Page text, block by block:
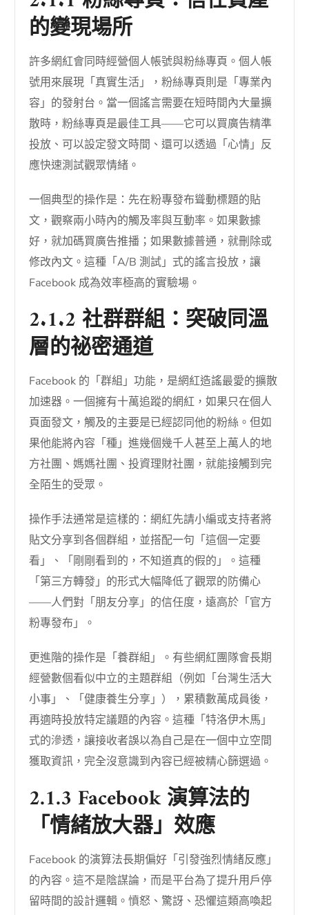
的變現場所
許多網紅會同時經營個人帳號與粉絲專頁。個人帳
號用來展現「真實生活」，粉絲專頁則是「專業內
容」的發射台。當一個謠言需要在短時間內大量擴
散時，粉絲專頁是最佳工具——它可以買廣告精準
投放、可以設定發文時間、還可以透過「心情」反
應快速測試觀眾情緒。
一個典型的操作是：先在粉專發布聳動標題的貼
文，觀察兩小時內的觸及率與互動率。如果數據
好，就加碼買廣告推播；如果數據普通，就刪除或
修改內文。這種「A/B 測試」式的謠言投放，讓
Facebook 成為效率極高的實驗場。
2.1.2 社群群組：突破同溫
層的祕密通道
Facebook 的「群組」功能，是網紅造謠最愛的擴散
加速器。一個擁有十萬追蹤的網紅，如果只在個人
頁面發文，觸及的主要是已經認同他的粉絲。但如
果他能將內容「種」進幾個幾千人甚至上萬人的地
方社團、媽媽社團、投資理財社團，就能接觸到完
全陌生的受眾。
操作手法通常是這樣的：網紅先請小編或支持者將
貼文分享到各個群組，並搭配一句「這個一定要
看」、「剛剛看到的，不知道真的假的」。這種
「第三方轉發」的形式大幅降低了觀眾的防備心
——人們對「朋友分享」的信任度，遠高於「官方
粉專發布」。
更進階的操作是「養群組」。有些網紅團隊會長期
經營數個看似中立的主題群組（例如「台灣生活大
小事」、「健康養生分享」），累積數萬成員後，
再適時投放特定議題的內容。這種「特洛伊木馬」
式的滲透，讓接收者誤以為自己是在一個中立空間
獲取資訊，完全沒意識到內容已經被精心篩選過。
2.1.3 Facebook 演算法的
「情緒放大器」效應
Facebook 的演算法長期偏好「引發強烈情緒反應」
的內容。這不是陰謀論，而是平台為了提升用戶停
留時間的設計邏輯。憤怒、驚訝、恐懼這類高喚起